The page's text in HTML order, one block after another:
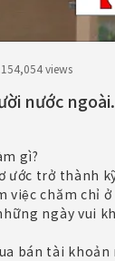
4,054 views
nước
gì?
ước trở thành
việc chăm chỉ
ngày vui
bán tài